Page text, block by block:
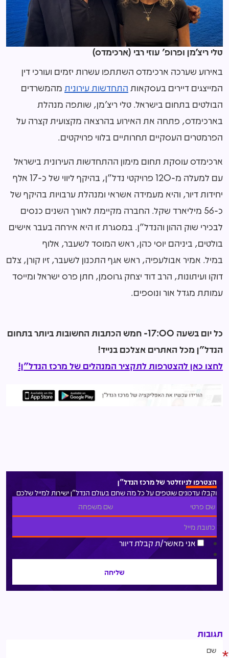
טלי ריצ'מן ופרופ' עוזי רבי (ארכימדס)
באירוע שערכה ארכימדס השתתפו עשרות יזמים ועורכי דין
המייצגים דיירים בעסקאות התחדשות עירונית מהמשרדים
הבולטים בתחום בישראל. טלי ריצ'מן, שותפה מנהלת
בארכימדס, פתחה את האירוע בהרצאה מקצועית קצרה על
הפרמטרים העסקיים תחרותיים בלווי פרויקטים.
ארכימדס עוסקת תחום מימון ההתחדשות העירונית בישראל
עם למעלה מ-120 פרויקטי נדל"ן, בהיקף ליווי של כ-17 אלף
יחידות דיור, והיא מעמידה אשראי ומנהלת ערבויות בהיקף של
כ-56 מיליארד שקל. החברה מקיימת לאורך השנים כנסים
לבכירי שוק ההון והנדל"ן. במסגרת זו היא אירחה בעבר אישים
בולטים, ביניהם יוסי כהן, ראש המוסד לשעבר, אלוף
במיל. אמיר אבולעפיה, ראש אגף התכנון לשעבר, זיו קורן, צלם
דוקו ועיתונות, הרב דוד יצחק גרוסמן, חתן פרס ישראל ומייסד
עמותת מגדל אור ונוספים.
כל יום בשעה 17:00- חמש הכתבות החשובות ביותר בתחום
הנדל"ן מכל האתרים אצלכם בנייד!
לחצו כאן להצטרפות לתקציר המנהלים של מרכז הנדל"ן!
הצטרפו לניוזלטר של מרכז הנדל"ן
וקבלו עדכונים שוטפים על כל מה שחם בעולם הנדל"ן ישירות למייל שלכם
אני מאשר/ת קבלת דיוור
תגובות